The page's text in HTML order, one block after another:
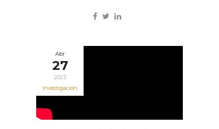
Abr
27
2023
Investigación